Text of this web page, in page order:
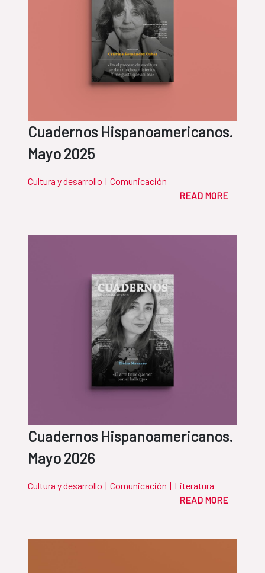
Cuadernos Hispanoamericanos.
Mayo 2025
Cultura y desarrollo | Comunicación
READ MORE
Cuadernos Hispanoamericanos.
Mayo 2026
Cultura y desarrollo | Comunicación | Literatura
READ MORE